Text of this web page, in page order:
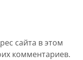
сайта в этом
комментариев.